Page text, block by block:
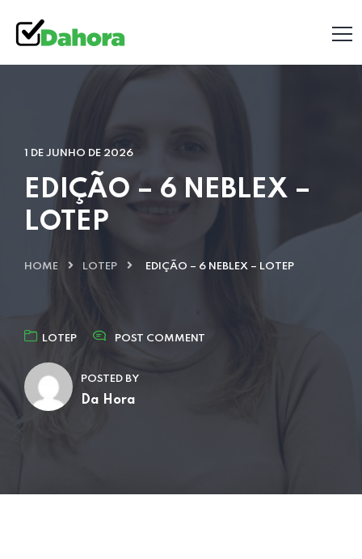
1 DE JUNHO DE 2026
EDIÇÃO – 6 NEBLEX –
LOTEP
HOME LOTEP EDIÇÃO – 6 NEBLEX – LOTEP
LOTEP POST COMMENT
POSTED BY
Da Hora